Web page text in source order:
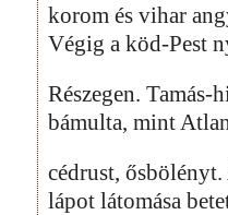
korom és vihar
Végig a köd-Pest
Részegen. Tamás-
bámulta, mint
cédrust, ősbölényt.
lápot látomása